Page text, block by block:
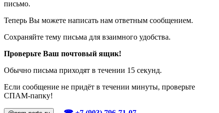
письмо.
Теперь Вы можете написать нам ответным сообщением.
Сохраняйте тему письма для взаимного удобства.
Проверьте Ваш почтовый ящик!
Обычно письма приходят в течении 15 секунд.
Если сообщение не придёт в течении минуты, проверьте
СПАМ-папку!